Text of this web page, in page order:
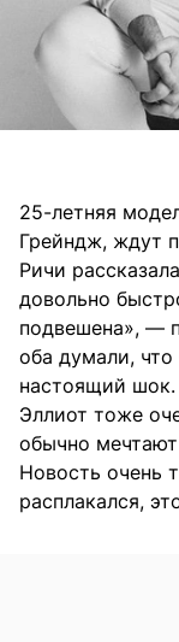
25-летняя
Грейндж, ждут
Ричи
довольно
подвешена», —
оба думали, что
настоящий шок.
Эллиот тоже
обычно
Новость очень
расплакался,